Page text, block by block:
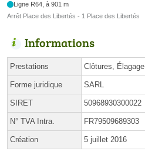
Ligne R64, à 901 m
Arrêt Place des Libertés - 1 Place des Libertés
Informations
Prestations Clôtures, Élagage
Forme juridique SARL
SIRET 50968930300022
N° TVA Intra. FR79509689303
Création 5 juillet 2016